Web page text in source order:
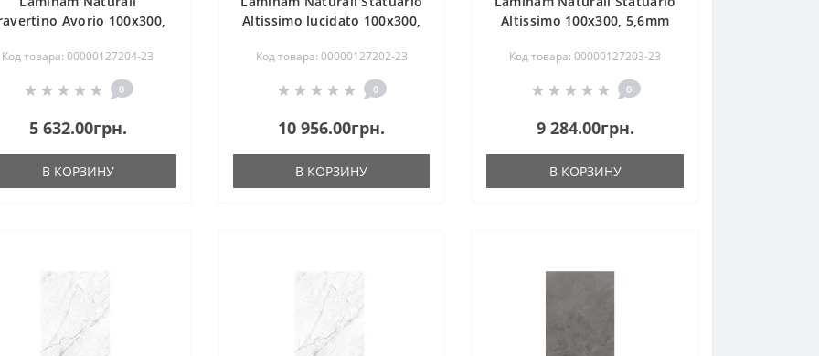
Avorio 100x300,
Код товара: 00000127204-23
0
5 632.00грн.
В КОРЗИНУ
Altissimo lucidato 100x300,
Код товара: 00000127202-23
0
10 956.00грн.
В КОРЗИНУ
Altissimo 100x300, 5,6mm
Код товара: 00000127203-23
0
9 284.00грн.
В КОРЗИНУ